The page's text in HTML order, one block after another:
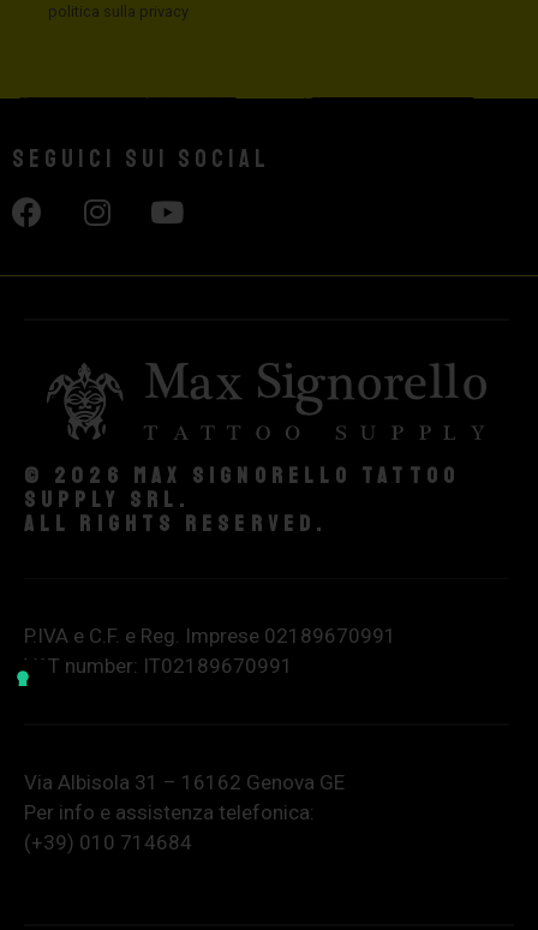
politica sulla privacy
Seguici sui social
© 2026 Max Signorello Tattoo
supply srl.
All rights reserved.
P.IVA e C.F. e Reg. Imprese 02189670991
VAT number: IT02189670991
Via Albisola 31 – 16162 Genova GE
Per info e assistenza telefonica:
(+39) 010 714684